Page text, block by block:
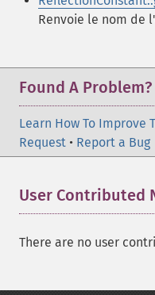
Renvoie le nom de
Found A Problem?
Learn How To Improve
Request • Report a Bug
User Contributed
There are no user